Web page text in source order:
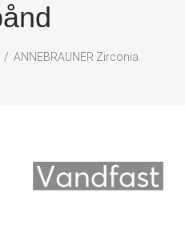
ANNEBRAUNER Zirconia